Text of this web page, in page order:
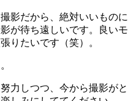
影だから、絶対いいものに
が待ち遠しいです。良いモ
りたいです（笑）。
力しつつ、今から撮影がと